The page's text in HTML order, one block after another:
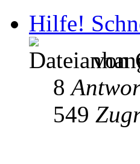
Hilfe!
von
8
549